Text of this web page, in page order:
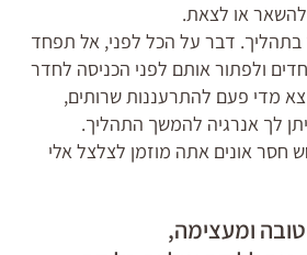
או לצאת.
בתהליך. דבר על הכל לפני, אל תפחד
ולפתור אותם לפני הכניסה לחדר
מדי פעם להתרעננות שרותים,
לך אנרגיה להמשך התהליך.
חסר אונים אתה מוזמן לצלצל אלי
ומעצימה,